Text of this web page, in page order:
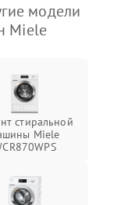
модели
Miele
стиральной
Miele